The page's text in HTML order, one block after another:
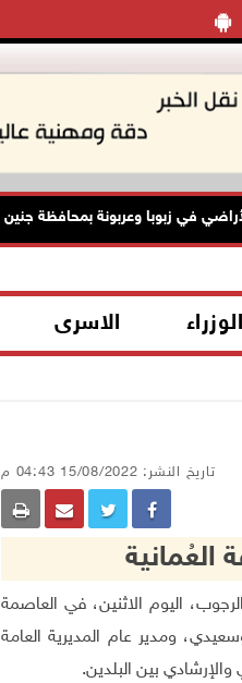
في زبوبا وعربونة بمحافظة جنين
الاسرى
تاريخ النشر: 15/08/2022 04:43 م
العُمانية
الرجوب، اليوم الاثنين، في العاصمة
ومدير عام المديرية العامة
بين البلدين.